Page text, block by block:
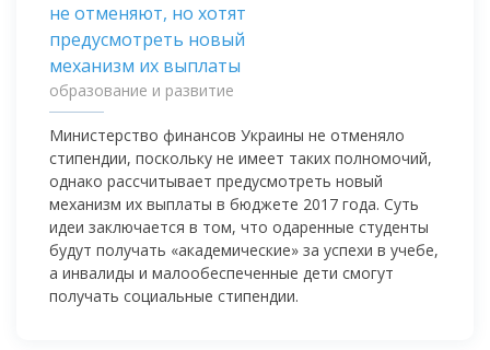
образование и развитие
Министерство финансов Украины не отменяло
стипендии, поскольку не имеет таких полномочий,
однако рассчитывает предусмотреть новый
механизм их выплаты в бюджете 2017 года. Суть
идеи заключается в том, что одаренные студенты
будут получать «академические» за успехи в учебе,
а инвалиды и малообеспеченные дети смогут
получать социальные стипендии.